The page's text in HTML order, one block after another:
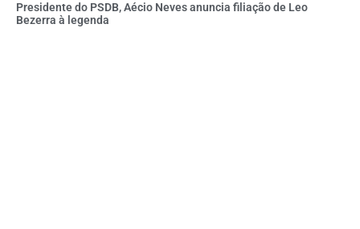
Presidente do PSDB, Aécio Neves anuncia filiação de Leo
Bezerra à legenda